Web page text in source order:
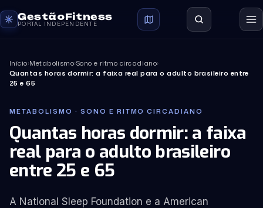
GestãoFitness
PORTAL INDEPENDENTE
Início›Metabolismo›Sono e ritmo circadiano›
Quantas horas dormir: a faixa real para o adulto brasileiro entre
25 e 65
METABOLISMO · SONO E RITMO CIRCADIANO
Quantas horas dormir: a faixa
real para o adulto brasileiro
entre 25 e 65
A National Sleep Foundation e a American